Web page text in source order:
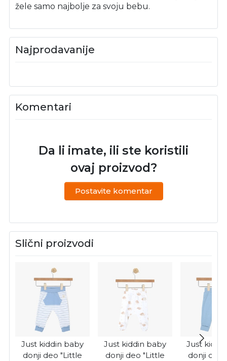
žele samo najbolje za svoju bebu.
Najprodavanije
Komentari
Da li imate, ili ste koristili
ovaj proizvod?
Postavite komentar
Slični proizvodi
Just kiddin baby
donji deo "Little
Just kiddin baby
donji deo "Little
Just
donji deo